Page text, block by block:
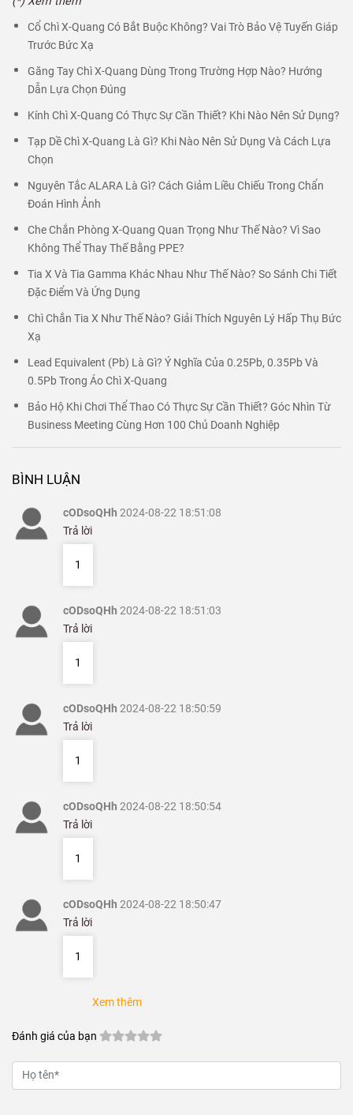
CÔNG TY CỔ PHẦN BẢO NGHI GROUP
Trụ sở/Kho hàng: 16/5/24 Đường 22, Phường Hiệp
Hotline: 0988 040 084 (Ms.Trang)-0888 11 3339 (Ms
Ngọc Anh) -- 0839 099 966 (Mr.Phúc Thịnh)
Email:baonghisafety@gmail.com
Chia sẻ:
(*) Xem thêm
Cổ Chì X-Quang Có Bắt Buộc Không? Vai Trò Bảo Vệ Tuyến Giáp
Trước Bức Xạ
Găng Tay Chì X-Quang Dùng Trong Trường Hợp Nào? Hướng
Dẫn Lựa Chọn Đúng
Kính Chì X-Quang Có Thực Sự Cần Thiết? Khi Nào Nên Sử Dụng?
Tạp Dề Chì X-Quang Là Gì? Khi Nào Nên Sử Dụng Và Cách Lựa
Chọn
Nguyên Tắc ALARA Là Gì? Cách Giảm Liều Chiếu Trong Chẩn
Đoán Hình Ảnh
Không Thể Thay Thế Bằng PPE?
Đặc Điểm Và Ứng Dụng
Chì Chắn Tia X Như Thế Nào? Giải Thích Nguyên Lý Hấp Thụ Bức
Lead Equivalent (Pb) Là Gì? Ý Nghĩa Của 0.25Pb, 0.35Pb Và
0.5Pb Trong Áo Chì X-Quang
Bảo Hộ Khi Chơi Thể Thao Có Thực Sự Cần Thiết? Góc Nhìn Từ
BÌNH LUẬN
cODsoQHh
Trả lời
cODsoQHh
Trả lời
cODsoQHh
Trả lời
cODsoQHh2024-08-22 18:50:54
1